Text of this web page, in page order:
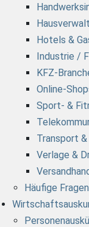
Hotels &
Industrie /
KFZ-
Online-
Sport- &
Transport
Verlage &
Häufige Fragen